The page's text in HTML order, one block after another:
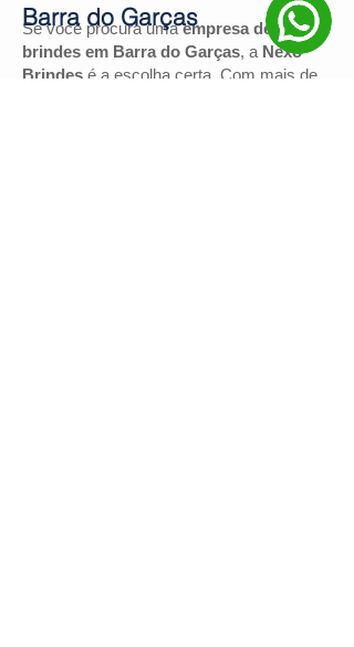
Se você procura umaempresa de
brindes em Barra do Garças, a Nexo
Brindes é a escolha certa. Com mais de
Barra do Garças